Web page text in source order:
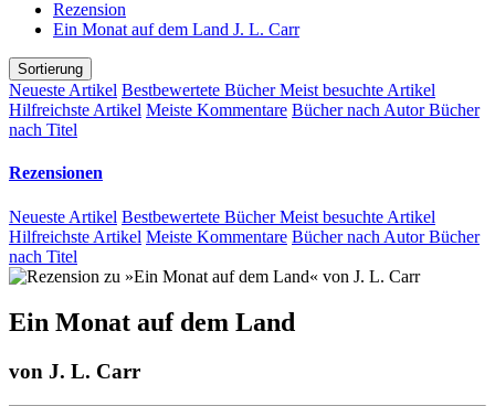
Rezension
Ein Monat auf dem Land J. L. Carr
Sortierung
Neueste Artikel Bestbewertete BücherMeist besuchte Artikel
Hilfreichste Artikel Meiste Kommentare Bücher nach AutorBücher
nach Titel
Rezensionen
Neueste Artikel Bestbewertete BücherMeist besuchte Artikel
Hilfreichste Artikel Meiste Kommentare Bücher nach AutorBücher
nach Titel
Ein Monat auf dem Land
von J. L. Carr